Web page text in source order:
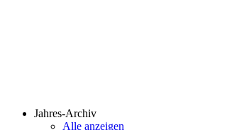
Jahres-Archiv
Alle anzeigen